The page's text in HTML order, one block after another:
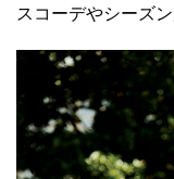
スコーデやシーズ